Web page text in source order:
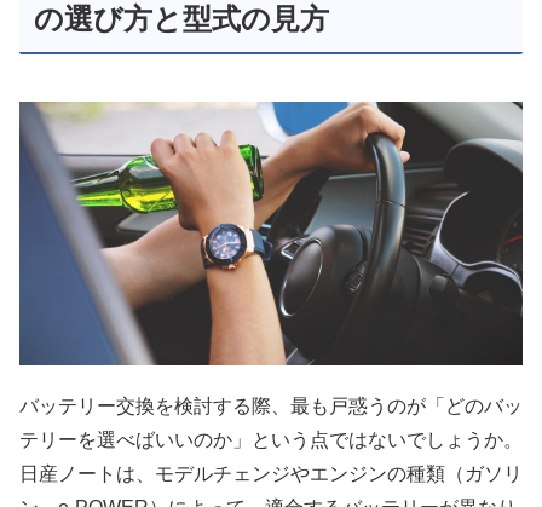
の選び方と型式の見方
バッテリー交換を検討する際、最も戸惑うのが「どのバッ
テリーを選べばいいのか」という点ではないでしょうか。
日産ノートは、モデルチェンジやエンジンの種類（ガソリ